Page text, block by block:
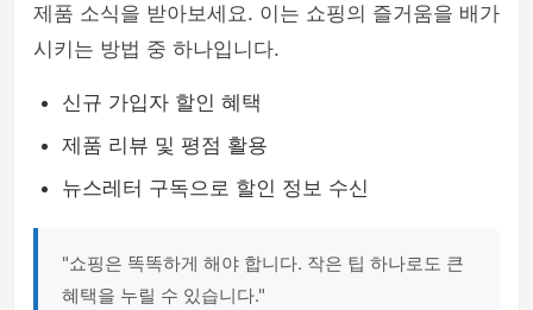
제품 소식을 받아보세요. 이는 쇼핑의 즐거움을 배가
시키는 방법 중 하나입니다.
신규 가입자 할인 혜택
제품 리뷰 및 평점 활용
뉴스레터 구독으로 할인 정보 수신
"쇼핑은 똑똑하게 해야 합니다. 작은 팁 하나로도 큰
혜택을 누릴 수 있습니다."